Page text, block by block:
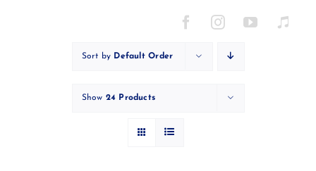
Sort by Default Order
Show 24 Products